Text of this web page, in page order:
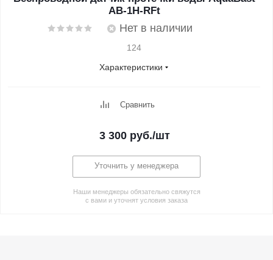
AB-1H-RFt
Нет в наличии
124
Характеристики
Сравнить
3 300руб./шт
Уточнить у менеджера
Наши менеджеры обязательно свяжутся
с вами и уточнят условия заказа